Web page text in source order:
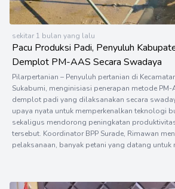
sekitar 1 bulan yang lalu
Pacu Produksi Padi, Penyuluh
Demplot PM-AAS Secara Swadaya
Pilarpertanian – Penyuluh pertanian di
Sukabumi, menginisiasi penerapan metode
demplot padi yang dilaksanakan secara
upaya nyata untuk memperkenalkan teknologi
sekaligus mendorong peningkatan
tersebut. Koordinator BPP Surade, Rimawan
pelaksanaan, banyak petani yang datang